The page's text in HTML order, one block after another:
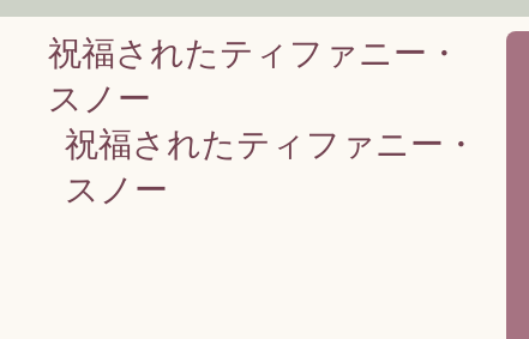
祝福されたティファニー・
スノー
祝福されたティファニー・
スノー